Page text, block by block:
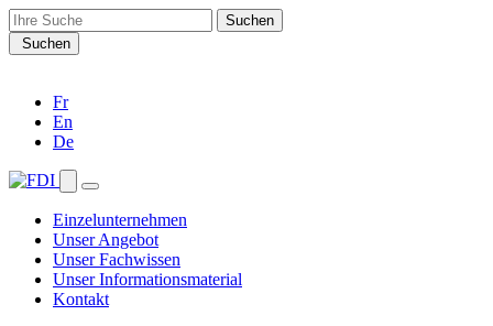
Search
for:Suchen
Fr
En
De
Einzelunternehmen
Unser Angebot
Unser Fachwissen
Unser Informationsmaterial
Kontakt